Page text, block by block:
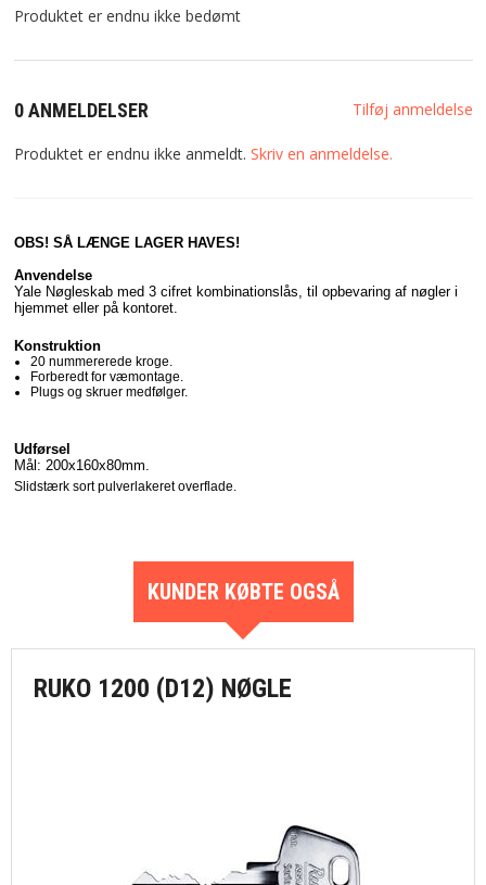
Produktet er endnu ikke bedømt
0 ANMELDELSER Tilføj anmeldelse
Produktet er endnu ikke anmeldt. Skriv en anmeldelse.
OBS! SÅ LÆNGE LAGER HAVES!
Anvendelse
Yale Nøgleskab med 3 cifret kombinationslås, til opbevaring af nøgler i
hjemmet eller på kontoret.
Konstruktion
20 nummererede kroge.
Forberedt for væmontage.
Plugs og skruer medfølger.
Udførsel
Mål: 200x160x80mm.
Slidstærk sort pulverlakeret overflade.
KUNDER KØBTE OGSÅ
RUKO 1200 (D12) NØGLE